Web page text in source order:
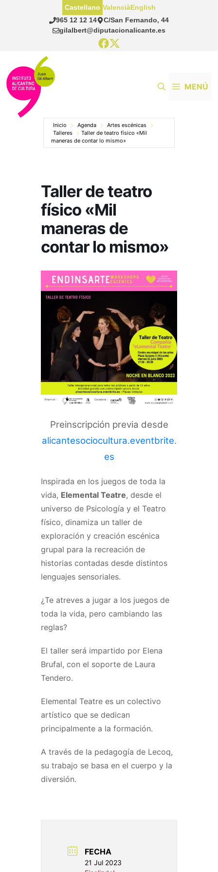
965 12 12 14
C/San Fernando, 44
gilalbert@diputacionalicante.es
Castellano ValenciàEnglish
MENÚ
Inicio Agenda
Artes escénicas
Talleres
Taller de teatro físico «Mil
maneras de contar lo mismo»
Taller de teatro
físico «Mil
maneras de
contar lo mismo»
Preinscripción previa desde
alicantesociocultura.eventbrite.
es
Inspirada en los juegos de toda la
vida, Elemental Teatre, desde el
universo de Psicología y el Teatro
físico, dinamiza un taller de
exploración y creación escénica
grupal para la recreación de
historias contadas desde distintos
lenguajes sensoriales.
¿Te atreves a jugar a los juegos de
toda la vida, pero cambiando las
reglas?
El taller será impartido por Elena
Brufal, con el soporte de Laura
Tendero.
Elemental Teatre es un colectivo
artístico que se dedican
principalmente a la formación.
A través de la pedagogía de Lecoq,
su trabajo se basa en el cuerpo y la
diversión.
FECHA
21 Jul 2023